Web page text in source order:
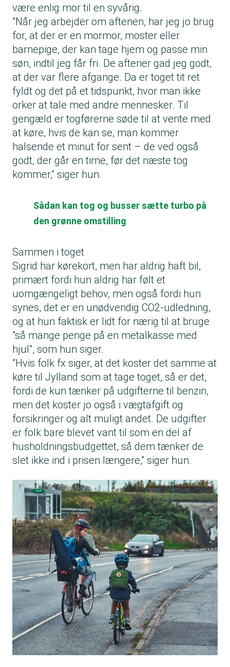
være enlig mor til en syvårig.
”Når jeg arbejder om aftenen, har jeg jo brug
for, at der er en mormor, moster eller
barnepige, der kan tage hjem og passe min
søn, indtil jeg får fri. De aftener gad jeg godt,
at der var flere afgange. Da er toget tit ret
fyldt og det på et tidspunkt, hvor man ikke
orker at tale med andre mennesker. Til
gengæld er togførerne søde til at vente med
at køre, hvis de kan se, man kommer
halsende et minut for sent – de ved også
godt, der går en time, før det næste tog
kommer,” siger hun.
Sådan kan tog og busser sætte turbo på
den grønne omstilling
Sammen i toget
Sigrid har kørekort, men har aldrig haft bil,
primært fordi hun aldrig har følt et
uomgængeligt behov, men også fordi hun
synes, det er en unødvendig CO2-udledning,
og at hun faktisk er lidt for nærig til at bruge
”så mange penge på en metalkasse med
hjul”, som hun siger.
”Hvis folk fx siger, at det koster det samme at
køre til Jylland som at tage toget, så er det,
fordi de kun tænker på udgifterne til benzin,
men det koster jo også i vægtafgift og
forsikringer og alt muligt andet. De udgifter
er folk bare blevet vant til som en del af
husholdningsbudgettet, så dem tænker de
slet ikke ind i prisen længere,” siger hun.